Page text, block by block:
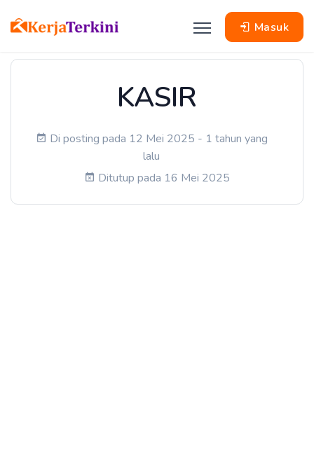
Masuk
KASIR
Di posting pada 12 Mei 2025 - 1 tahun yang
lalu
Ditutup pada 16 Mei 2025